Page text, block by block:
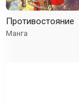
Противостояние
Манга